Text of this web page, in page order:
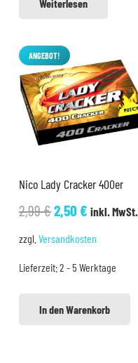
Weiterlesen
ANGEBOT!
Nico Lady Cracker 400er
2,99€Ursprünglicher
2,99 €
2,50€Aktueller
2,50 €.
inkl. MwSt.
zzgl. Versandkosten
Lieferzeit:2 - 5 Werktage
In den Warenkorb